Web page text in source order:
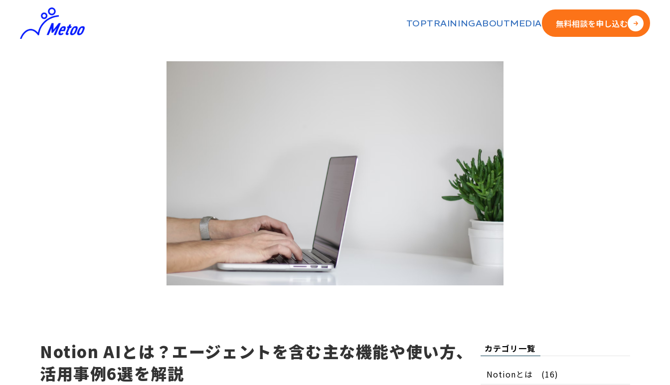
TOPTRAININGABOUTMEDIA 無料相談を申し込む
Notion AIとは？エージェントを含む主な機能や使い方、
活用事例6選を解説
カテゴリ一覧
Notionとは
(16)